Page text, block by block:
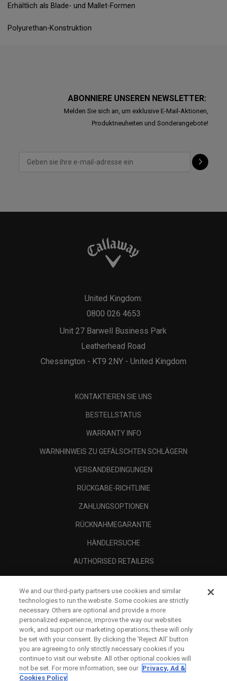
Erhältlich als Blade- und Mallet-Formen
Polyurethan-Konstruktion
ABONNIERE UNSEREN NEWSLETTER:
Melden Sie sich an, um exklusive E-Mail-Aktionen,
Produktneuheiten und Sonderangebote!
Unit 27 Barwell Business Park
Leatherhead Road
Chessington - KT9 2NY - United Kingdom
United Kingdom:
0800 026 4653
KONTAKTIEREN SIE UNS
BESTELLSTATUS
WARRANTY INFO
WARNHINWEIS ZU GEFÄLSCHTEN SCHLÄGERN
VERSANDBEDINGUNGEN
RÜCKGABE-RICHTLINIE
ZAHLUNGSOPTIONEN
RÜCKNAHMEGARANTIE
HÄNDLERSUCHE
AUTHORISED RETAILERS
UNTERNEHMENSPROFIL
RECHTLICHES-
We and our third-party partners use cookies and similar
technologies to run the website. Some cookies are strictly
necessary. Others are optional and provide a more
personalized experience, improve the way our websites
work, and support our marketing operations; these will only
be set with your consent. By clicking the ‘Reject All' button
you are agreeing to only strictly necessary cookies if you
continue to visit our website. All other optional cookies will
not be set. For more information, see our Privacy, Ad &
Cookies Policy